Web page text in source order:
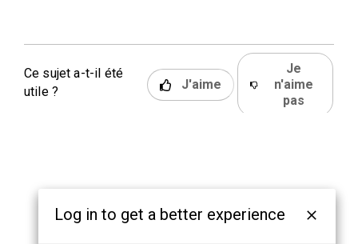
Ce sujet a-t-il été
utile ?
J'aime
Je
n'aime
pas
Log in to get a better experience